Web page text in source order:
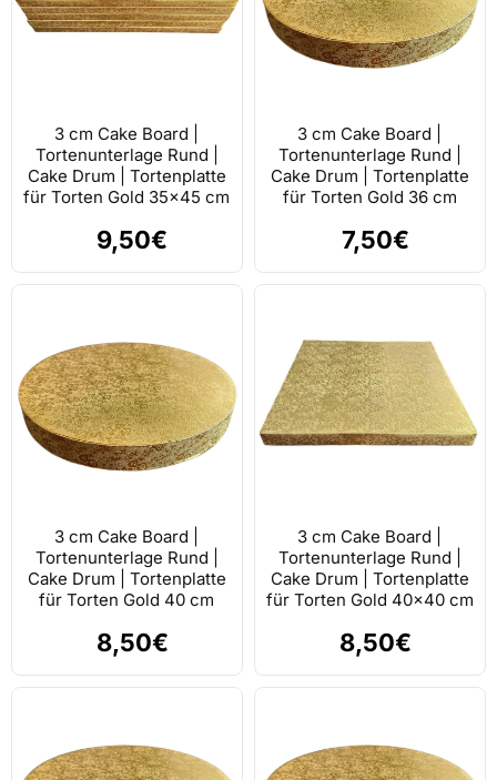
3 cm Cake Board |
Tortenunterlage Rund |
Cake Drum | Tortenplatte
für Torten Gold 35x45 cm
9,50€
3 cm Cake Board |
Tortenunterlage Rund |
Cake Drum | Tortenplatte
für Torten Gold 36 cm
7,50€
3 cm Cake Board |
Tortenunterlage Rund |
Cake Drum | Tortenplatte
für Torten Gold 40 cm
8,50€
3 cm Cake Board |
Tortenunterlage Rund |
Cake Drum | Tortenplatte
für Torten Gold 40x40 cm
8,50€